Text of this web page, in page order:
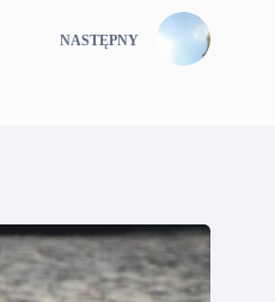
NASTĘPNY